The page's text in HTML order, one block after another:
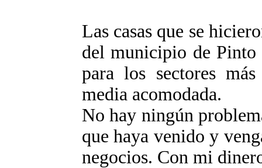
Las casas que se
del municipio de Pinto
para los sectores
media acomodada.
No hay ningún
que haya venido y
negocios. Con mi